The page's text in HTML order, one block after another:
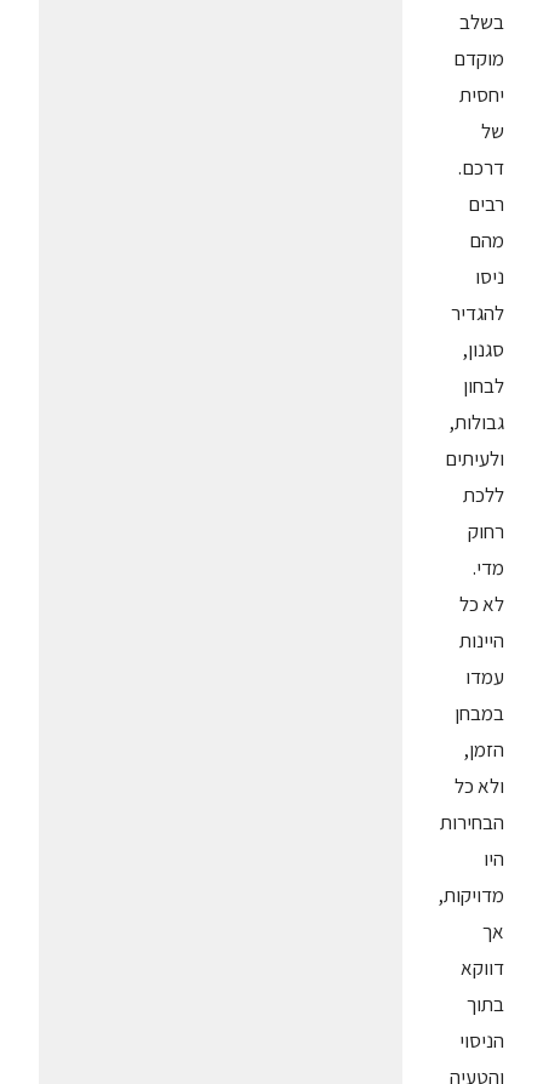
בשלב
מוקדם
יחסית
של
דרכם.
רבים
מהם
ניסו
להגדיר
סגנון,
לבחון
גבולות,
ולעיתים
ללכת
רחוק
מדי.
לא כל
היינות
עמדו
במבחן
הזמן,
ולא כל
הבחירות
היו
מדויקות,
אך
דווקא
בתוך
הניסוי
והטעיה